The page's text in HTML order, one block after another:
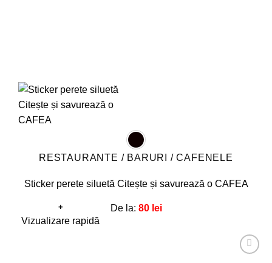
+
Acest
Vizualizare rapidă
RESTAURANTE / BARURI / CAFENELE
Sticker perete siluetă Citește și savurează o CAFEA
De la: 80 lei